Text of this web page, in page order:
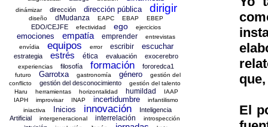
El
dinámizar dirección dirección pública dirigir
diseño dMudanza EAPC EBAP EBEP
EDO/CEJFE efectividad ego ejercicios
emociones empatía emprender
entrevistas
envídia
equipos error escribir escuchar
estrategia estrés ética evaluación exocerebro
experiencias filosofía formación fororedca1
futuro Garrotxa gastronomía género
gestión del
conflicto
gestión del desconocimiento
gestión del talento
Haru
herramientas horizontalidad humildad
IAAP
IAPH
improvisar INAP incertidumbre
infantilismo
iniactiva
Inicios innovación
Inteligencia
Artificial
intergeneracional interrelación introspección